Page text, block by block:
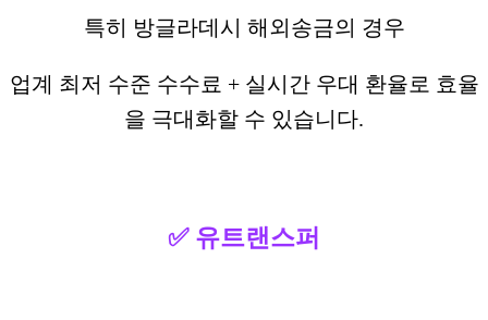
특히 방글라데시 해외송금의 경우
업계 최저 수준 수수료 + 실시간 우대 환율로 효율
을 극대화할 수 있습니다.
✅ 유트랜스퍼